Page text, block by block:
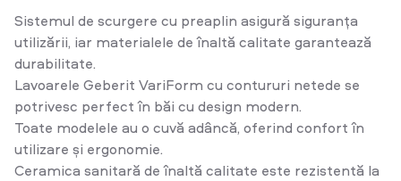
Sistemul de scurgere cu preaplin asigură siguranța
utilizării, iar materialele de înaltă calitate garantează
durabilitate.
Lavoarele Geberit VariForm cu contururi netede se
potrivesc perfect în băi cu design modern.
Toate modelele au o cuvă adâncă, oferind confort în
utilizare și ergonomie.
Ceramica sanitară de înaltă calitate este rezistentă la